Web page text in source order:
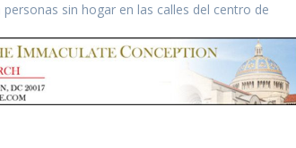
sin hogar en las calles del centro de